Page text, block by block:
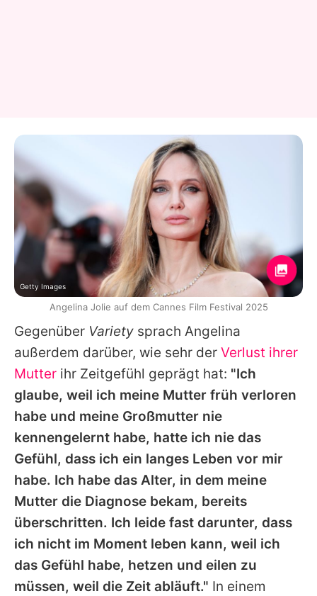
Gegenüber Variety sprach Angelina
außerdem darüber, wie sehr der Verlust ihrer
Mutter ihr Zeitgefühl geprägt hat: "Ich
glaube, weil ich meine Mutter früh verloren
habe und meine Großmutter nie
kennengelernt habe, hatte ich nie das
Gefühl, dass ich ein langes Leben vor mir
habe. Ich habe das Alter, in dem meine
Mutter die Diagnose bekam, bereits
überschritten. Ich leide fast darunter, dass
ich nicht im Moment leben kann, weil ich
das Gefühl habe, hetzen und eilen zu
müssen, weil die Zeit abläuft." In einem
Getty Images
Angelina Jolie auf dem Cannes Film Festival 2025